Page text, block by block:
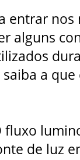
entrar
alguns
a
fluxo
de luz